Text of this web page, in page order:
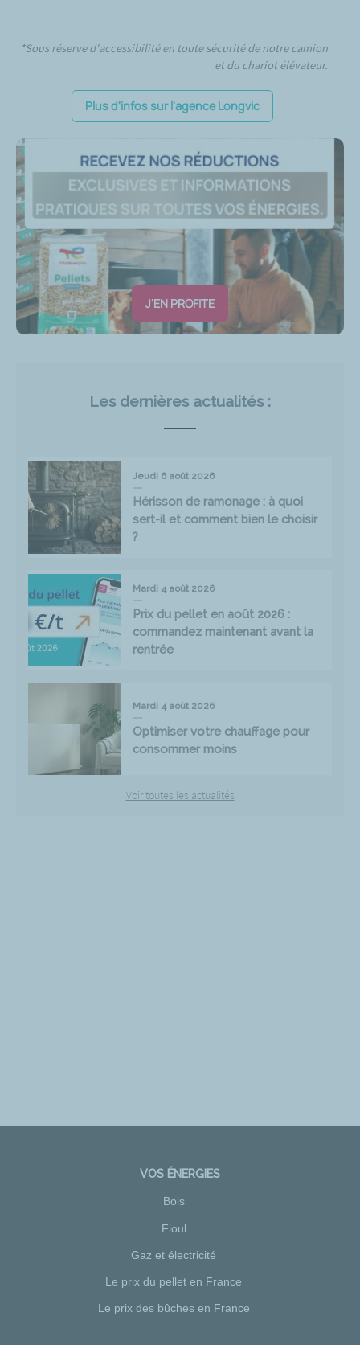
*Sous réserve d'accessibilité en toute sécurité de notre camion
et du chariot élévateur.
Plus d'infos sur l'agence Longvic
J'EN PROFITE
Les dernières actualités :
Jeudi 6 août 2026
Hérisson de ramonage : à quoi
sert-il et comment bien le choisir
?
Mardi 4 août 2026
Prix du pellet en août 2026 :
commandez maintenant avant la
rentrée
Mardi 4 août 2026
Optimiser votre chauffage pour
consommer moins
Voir toutes les actualités
VOS ÉNERGIES
Bois
Fioul
Gaz et électricité
Le prix du pellet en France
Le prix des bûches en France